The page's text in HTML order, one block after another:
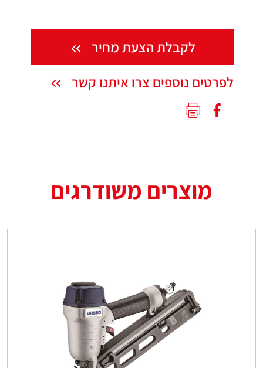
לקבלת הצעת מחיר
לפרטים נוספים צרו איתנו קשר
מוצרים משודרגים